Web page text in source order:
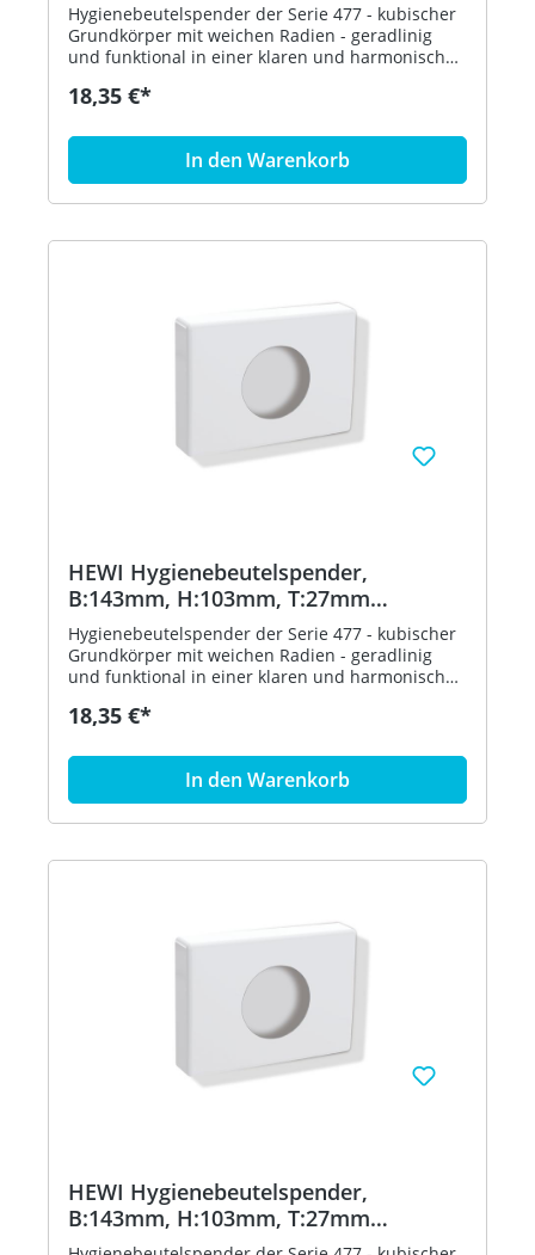
Hygienebeutelspender der Serie 477 - kubischer
Grundkörper mit weichen Radien - geradlinig
und funktional in einer klaren und harmonischen
Entnahme von handelsüblichen Hygienebeuteln
breit, 103 mm hoch und 27 mm tief - aus
hochglänzendem Polyamid nach HEWI
Farbtabelle - inklusive korrosionsfreiem HEWI
Befestigungsmaterial - in HEWI Farbe 18
18,35 €*
In den Warenkorb
HEWI Hygienebeutelspender,
B:143mm, H:103mm, T:27mm
signalweiß
Hygienebeutelspender der Serie 477 - kubischer
Grundkörper mit weichen Radien - geradlinig
und funktional in einer klaren und harmonischen
Entnahme von handelsüblichen Hygienebeuteln
breit, 103 mm hoch und 27 mm tief - aus
hochglänzendem Polyamid nach HEWI
Farbtabelle - inklusive korrosionsfreiem HEWI
Befestigungsmaterial - in HEWI Farbe 98
18,35 €*
In den Warenkorb
HEWI Hygienebeutelspender,
B:143mm, H:103mm, T:27mm
stahlblau